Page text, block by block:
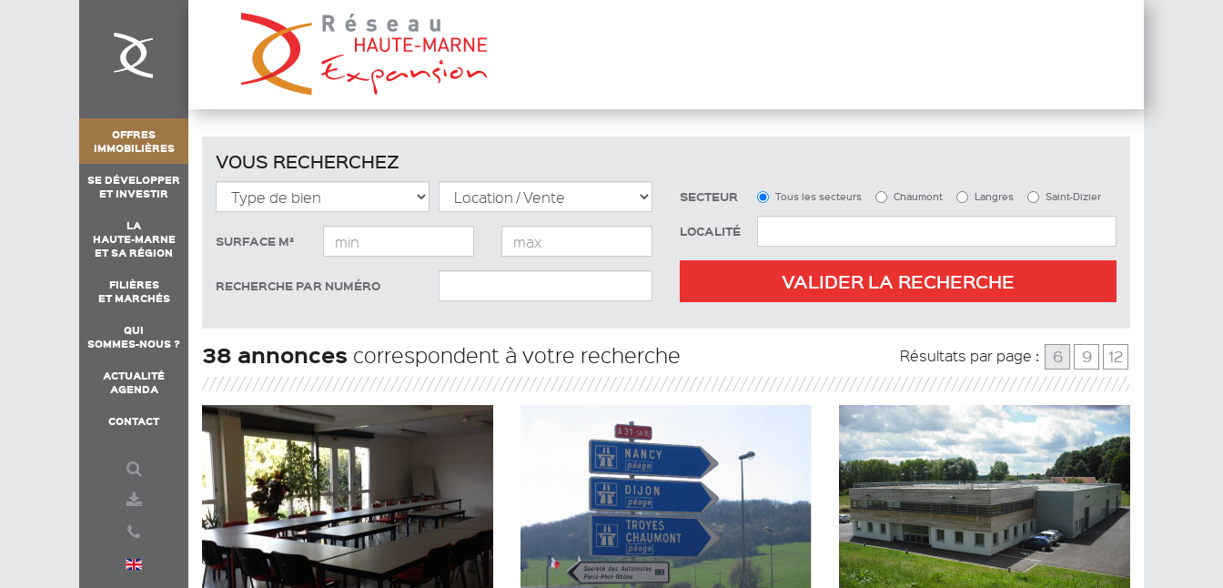
OFFRES
IMMOBILIÈRES
SE DÉVELOPPER
ET INVESTIR
LA
HAUTE-MARNE
ET SA RÉGION
FILIÈRES
ET MARCHÉS
QUI
SOMMES-NOUS ?
ACTUALITÉ
AGENDA
CONTACT
VOUS RECHERCHEZ
SURFACE M²
RECHERCHE PAR NUMÉRO
SECTEUR Tous les secteurs Chaumont Langres Saint-Dizier
LOCALITÉ
VALIDER LA RECHERCHE
38 annonces correspondent à votre recherche Résultats par page : 6 9 12